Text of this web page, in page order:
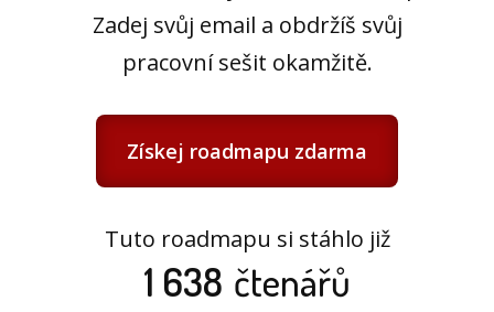
Zadej svůj email a obdržíš svůj
pracovní sešit okamžitě.
Získej roadmapu zdarma
Tuto roadmapu si stáhlo již
1 638 čtenářů